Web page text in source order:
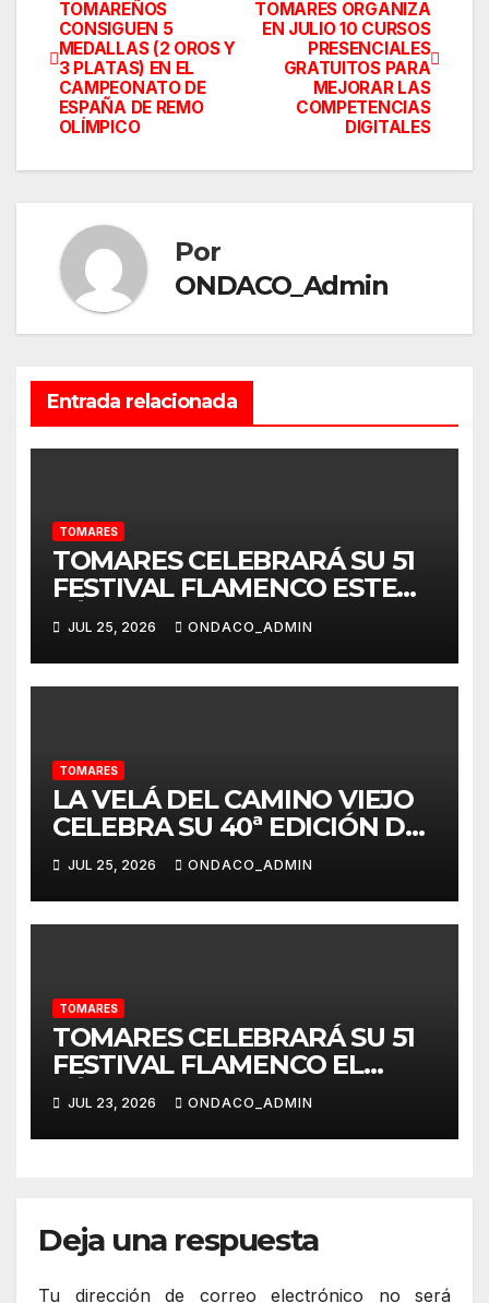
de
entradas
TOMARES ORGANIZA
EN JULIO 10 CURSOS
PRESENCIALES
GRATUITOS PARA
MEJORAR LAS
COMPETENCIAS
DIGITALES
TOMAREÑOS
CONSIGUEN 5
MEDALLAS (2 OROS Y
3 PLATAS) EN EL
CAMPEONATO DE
ESPAÑA DE REMO
OLÍMPICO
Por
ONDACO_Admin
Entrada relacionada
TOMARES
TOMARES CELEBRARÁ SU 51
FESTIVAL FLAMENCO ESTE
SÁBADO, 25 DE JULIO, CON
UN CARTEL DE LUJO: MARÍA
TERREMOTO, PEDRO EL
GRANAÍNO, JOSÉ VALENCIA,
LELE” Y ÁGUEDA SAAVEDRA
JUL 25, 2026 ONDACO_ADMIN
TOMARES
LA VELÁ DEL CAMINO VIEJO
CELEBRA SU 40ª EDICIÓN DEL
31 DE JULIO AL 2 DE AGOSTO
EN TOMARES
JUL 25, 2026 ONDACO_ADMIN
TOMARES
TOMARES CELEBRARÁ SU 51
FESTIVAL FLAMENCO EL
SÁBADO, 25 DE JULIO, CON
UN CARTEL DE
“GIRALDILLOS”: JOSÉ
TERREMOTO, ANGELITA
MONTOYA, FERNANDO
CORTÉS “EL LELE” Y ÁGUEDA
JUL 23, 2026 ONDACO_ADMIN
Deja una respuesta
Tu dirección de correo electrónico no será